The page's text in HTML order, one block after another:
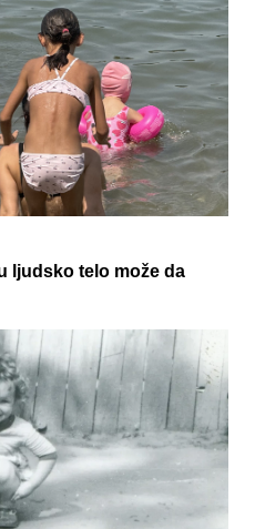
ljudsko telo može da